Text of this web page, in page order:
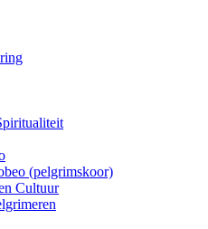
(pelgrimskoor)
Cultuur